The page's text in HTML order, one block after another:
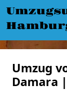
Umzug
Damara